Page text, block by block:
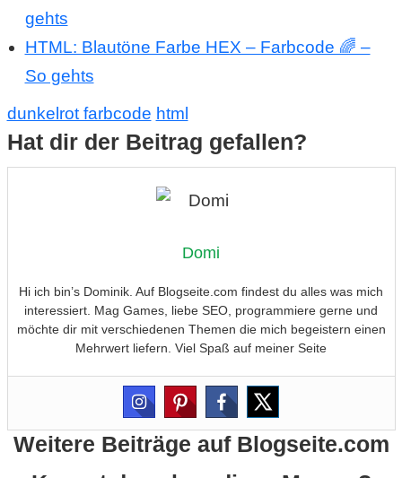
gehts
HTML: Blautöne Farbe HEX – Farbcode 🌈 –
So gehts
dunkelrot farbcode html
Hat dir der Beitrag gefallen?
Domi
Hi ich bin’s Dominik. Auf Blogseite.com findest du alles was mich
interessiert. Mag Games, liebe SEO, programmiere gerne und
möchte dir mit verschiedenen Themen die mich begeistern einen
Mehrwert liefern. Viel Spaß auf meiner Seite
Weitere Beiträge auf Blogseite.com